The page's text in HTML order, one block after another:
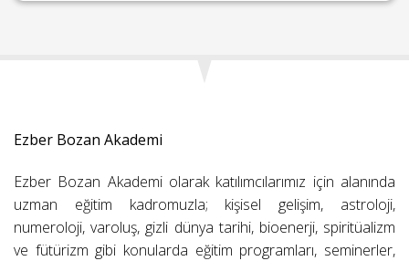
Ezber Bozan Akademi
Ezber Bozan Akademi olarak katılımcılarımız için alanında
uzman eğitim kadromuzla; kişisel gelişim, astroloji,
numeroloji, varoluş, gizli dünya tarihi, bioenerji, spiritüalizm
ve fütürizm gibi konularda eğitim programları, seminerler,